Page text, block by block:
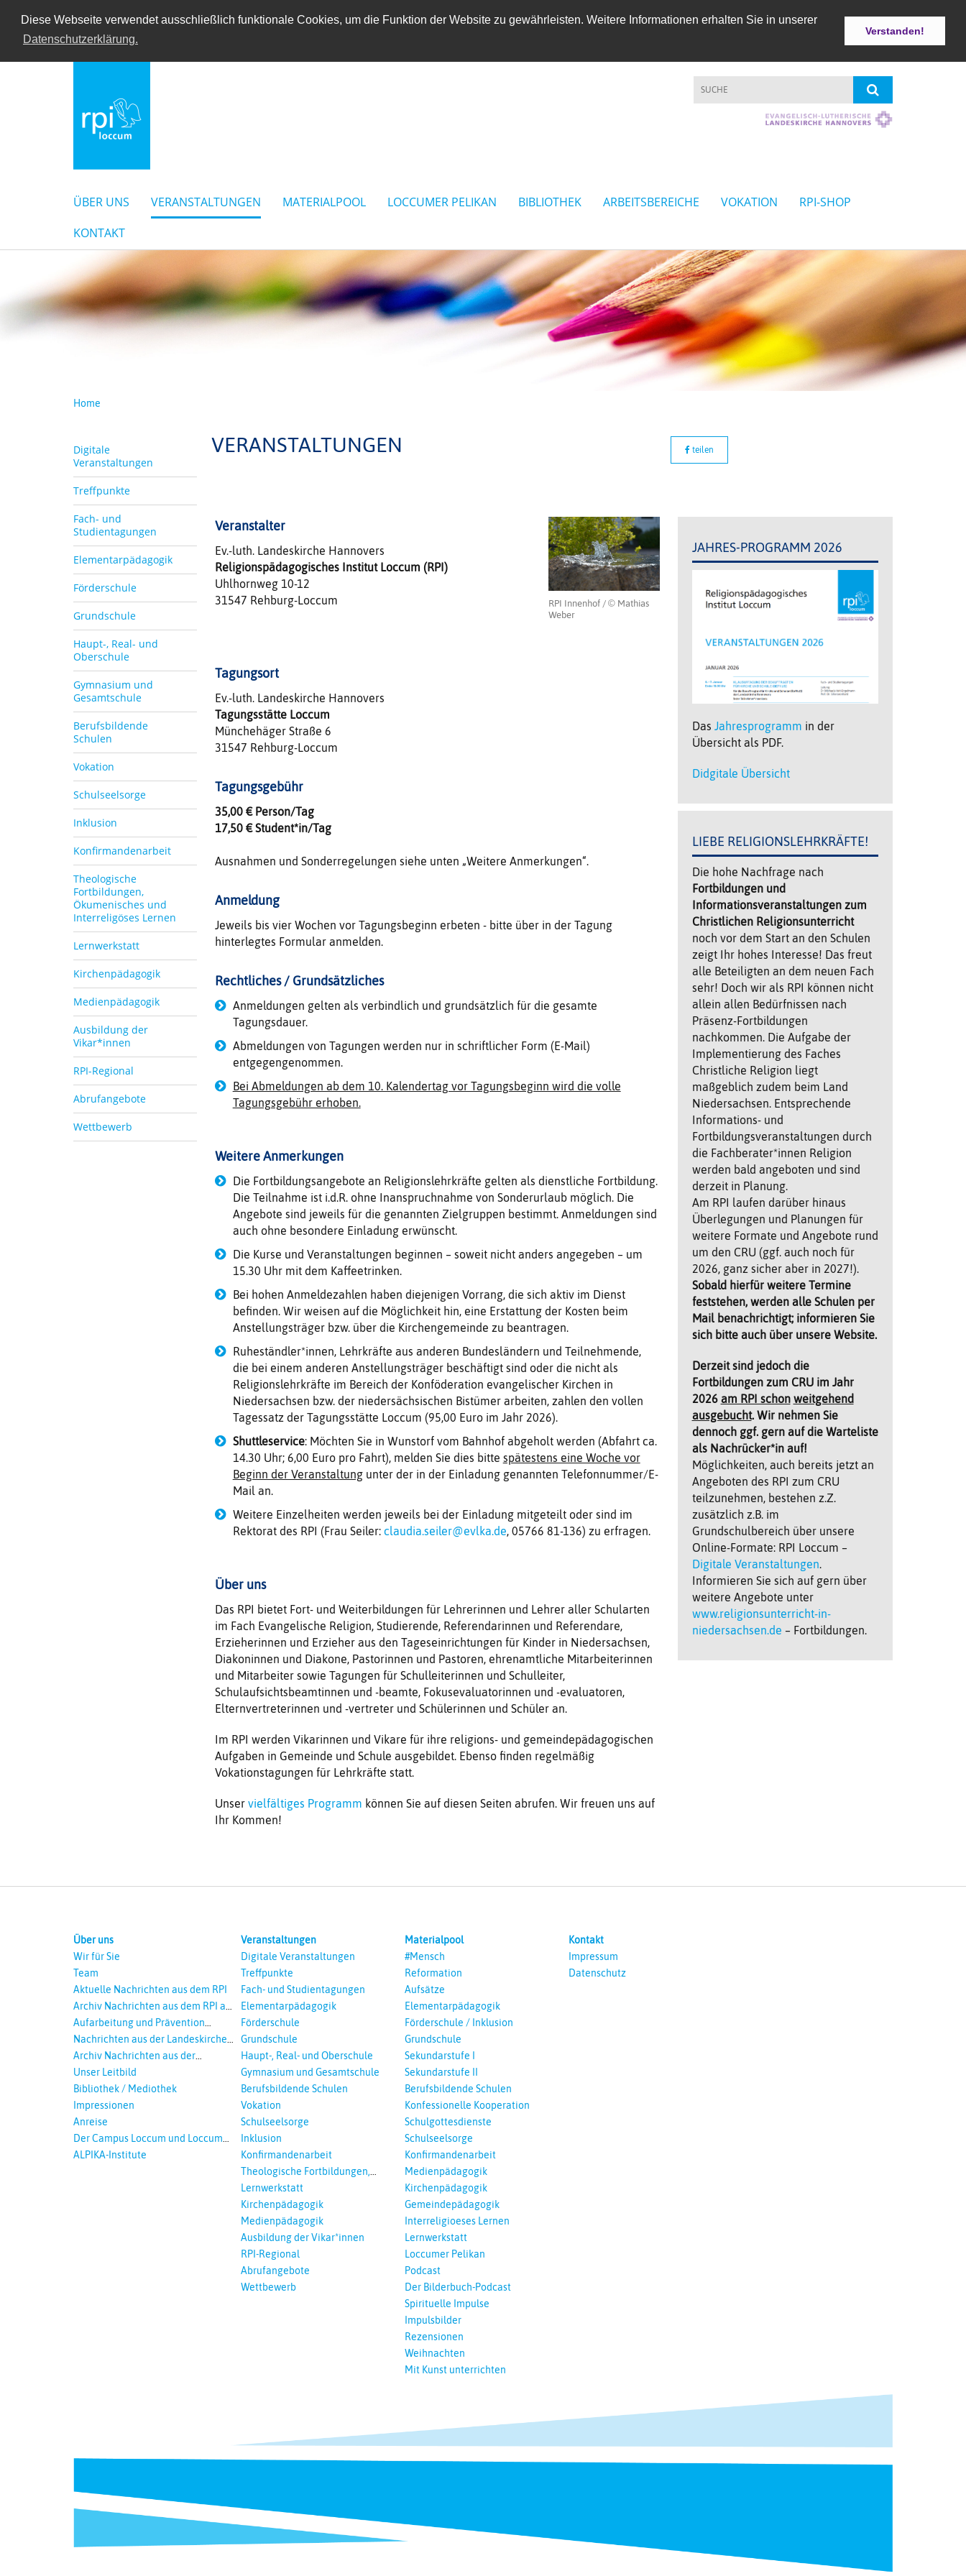
Diese Webseite verwendet ausschließlich funktionale Cookies, um die Funktion der Website zu gewährleisten. Weitere Informationen erhalten Sie in unserer
Datenschutzerklärung.
Verstanden!
ÜBER UNS VERANSTALTUNGEN MATERIALPOOL LOCCUMER PELIKAN BIBLIOTHEK ARBEITSBEREICHE VOKATION
RPI-SHOP
KONTAKT
Home
Digitale
Veranstaltungen
Treffpunkte
Fach- und
Studientagungen
Elementarpädagogik
Förderschule
Grundschule
Haupt-, Real- und
Oberschule
Gymnasium und
Gesamtschule
Berufsbildende
Schulen
Vokation
Schulseelsorge
Inklusion
Konfirmandenarbeit
Theologische
Fortbildungen,
Ökumenisches und
Interreligöses Lernen
Lernwerkstatt
Kirchenpädagogik
Medienpädagogik
Ausbildung der
Vikar*innen
RPI-Regional
Abrufangebote
Wettbewerb
VERANSTALTUNGEN teilen
RPI Innenhof / © Mathias
Weber
Veranstalter
Ev.-luth. Landeskirche Hannovers
Religionspädagogisches Institut Loccum (RPI)
Uhlhornweg 10-12
31547 Rehburg-Loccum
Tagungsort
Ev.-luth. Landeskirche Hannovers
Tagungsstätte Loccum
Münchehäger Straße 6
31547 Rehburg-Loccum
Tagungsgebühr
35,00 € Person/Tag
17,50 € Student*in/Tag
Ausnahmen und Sonderregelungen siehe unten „Weitere Anmerkungen“.
Anmeldung
Jeweils bis vier Wochen vor Tagungsbeginn erbeten - bitte über in der Tagung
hinterlegtes Formular anmelden.
Rechtliches / Grundsätzliches
Anmeldungen gelten als verbindlich und grundsätzlich für die gesamte
Tagungsdauer.
Abmeldungen von Tagungen werden nur in schriftlicher Form (E-Mail)
entgegengenommen.
Bei Abmeldungen ab dem 10. Kalendertag vor Tagungsbeginn wird die volle
Tagungsgebühr erhoben.
Weitere Anmerkungen
Die Fortbildungsangebote an Religionslehrkräfte gelten als dienstliche Fortbildung.
Die Teilnahme ist i.d.R. ohne Inanspruchnahme von Sonderurlaub möglich. Die
Angebote sind jeweils für die genannten Zielgruppen bestimmt. Anmeldungen sind
auch ohne besondere Einladung erwünscht.
Die Kurse und Veranstaltungen beginnen – soweit nicht anders angegeben – um
15.30 Uhr mit dem Kaffeetrinken.
Bei hohen Anmeldezahlen haben diejenigen Vorrang, die sich aktiv im Dienst
befinden. Wir weisen auf die Möglichkeit hin, eine Erstattung der Kosten beim
Anstellungsträger bzw. über die Kirchengemeinde zu beantragen.
Ruheständler*innen, Lehrkräfte aus anderen Bundesländern und Teilnehmende,
die bei einem anderen Anstellungsträger beschäftigt sind oder die nicht als
Religionslehrkräfte im Bereich der Konföderation evangelischer Kirchen in
Niedersachsen bzw. der niedersächsischen Bistümer arbeiten, zahlen den vollen
Tagessatz der Tagungsstätte Loccum (95,00 Euro im Jahr 2026).
Shuttleservice: Möchten Sie in Wunstorf vom Bahnhof abgeholt werden (Abfahrt ca.
14.30 Uhr; 6,00 Euro pro Fahrt), melden Sie dies bitte spätestens eine Woche vor
Beginn der Veranstaltungunter der in der Einladung genannten Telefonnummer/E-
Mail an.
Weitere Einzelheiten werden jeweils bei der Einladung mitgeteilt oder sind im
Rektorat des RPI (Frau Seiler: claudia.seiler@evlka.de, 05766 81-136) zu erfragen.
Über uns
Das RPI bietet Fort- und Weiterbildungen für Lehrerinnen und Lehrer aller Schularten
im Fach Evangelische Religion, Studierende, Referendarinnen und Referendare,
Erzieherinnen und Erzieher aus den Tageseinrichtungen für Kinder in Niedersachsen,
Diakoninnen und Diakone, Pastorinnen und Pastoren, ehrenamtliche Mitarbeiterinnen
und Mitarbeiter sowie Tagungen für Schulleiterinnen und Schulleiter,
Schulaufsichtsbeamtinnen und -beamte, Fokusevaluatorinnen und -evaluatoren,
Elternvertreterinnen und -vertreter und Schülerinnen und Schüler an.
Im RPI werden Vikarinnen und Vikare für ihre religions- und gemeindepädagogischen
Aufgaben in Gemeinde und Schule ausgebildet. Ebenso finden regelmäßig
Vokationstagungen für Lehrkräfte statt.
Unservielfältiges Programm können Sie auf diesen Seiten abrufen. Wir freuen uns auf
Ihr Kommen!
JAHRES-PROGRAMM 2026
Das Jahresprogramm in der
Übersicht als PDF.
Didgitale Übersicht
LIEBE RELIGIONSLEHRKRÄFTE!
Die hohe Nachfrage nach
Fortbildungen und
Informationsveranstaltungen zum
Christlichen Religionsunterricht
noch vor dem Start an den Schulen
zeigt Ihr hohes Interesse! Das freut
alle Beteiligten an dem neuen Fach
sehr! Doch wir als RPI können nicht
allein allen Bedürfnissen nach
Präsenz-Fortbildungen
nachkommen. Die Aufgabe der
Implementierung des Faches
Christliche Religion liegt
maßgeblich zudem beim Land
Niedersachsen. Entsprechende
Informations- und
Fortbildungsveranstaltungen durch
die Fachberater*innen Religion
werden bald angeboten und sind
derzeit in Planung.
Am RPI laufen darüber hinaus
Überlegungen und Planungen für
weitere Formate und Angebote rund
um den CRU (ggf. auch noch für
2026, ganz sicher aber in 2027!).
Sobald hierfür weitere Termine
feststehen, werden alle Schulen per
Mail benachrichtigt; informieren Sie
sich bitte auch über unsere Website.
Derzeit sind jedoch die
Fortbildungen zum CRU im Jahr
2026 am RPI schon weitgehend
ausgebucht. Wir nehmen Sie
dennoch ggf. gern auf die Warteliste
als Nachrücker*in auf!
Möglichkeiten, auch bereits jetzt an
Angeboten des RPI zum CRU
teilzunehmen, bestehen z.Z.
zusätzlich z.B. im
Grundschulbereich über unsere
Online-Formate: RPI Loccum –
Digitale Veranstaltungen.
Informieren Sie sich auf gern über
weitere Angebote unter
www.religionsunterricht-in-
niedersachsen.de – Fortbildungen.
Über uns
Wir für Sie
Team
Aktuelle Nachrichten aus dem RPI
Archiv Nachrichten aus dem RPI ab
2018
Aufarbeitung und Prävention
sexualisierte Gewalt - Landeskirche
Nachrichten aus der Landeskirche
Hannovers
Archiv Nachrichten aus der
Landeskirche in Auswahl
Unser Leitbild
Bibliothek / Mediothek
Impressionen
Anreise
Der Campus Loccum und Loccumer
Einrichtungen
ALPIKA-Institute
Veranstaltungen
Digitale Veranstaltungen
Treffpunkte
Fach- und Studientagungen
Elementarpädagogik
Förderschule
Grundschule
Haupt-, Real- und Oberschule
Gymnasium und Gesamtschule
Berufsbildende Schulen
Vokation
Schulseelsorge
Inklusion
Konfirmandenarbeit
Theologische Fortbildungen,
Ökumenisches und Interreligöses
Lernwerkstatt
Kirchenpädagogik
Medienpädagogik
Ausbildung der Vikar*innen
RPI-Regional
Abrufangebote
Wettbewerb
Materialpool
#Mensch
Reformation
Aufsätze
Elementarpädagogik
Förderschule / Inklusion
Grundschule
Sekundarstufe I
Sekundarstufe II
Berufsbildende Schulen
Konfessionelle Kooperation
Schulgottesdienste
Schulseelsorge
Konfirmandenarbeit
Medienpädagogik
Kirchenpädagogik
Gemeindepädagogik
Interreligioeses Lernen
Lernwerkstatt
Loccumer Pelikan
Podcast
Der Bilderbuch-Podcast
Spirituelle Impulse
Impulsbilder
Rezensionen
Weihnachten
Mit Kunst unterrichten
Kontakt
Impressum
Datenschutz